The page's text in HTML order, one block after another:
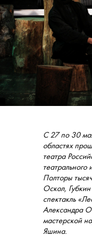
С 27 по 30
областях
театра
Полторы
Оскол,
спектакль
Александра
мастерской
Яшина.